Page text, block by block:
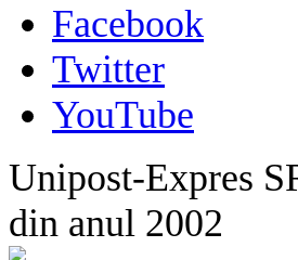
Facebook
Twitter
YouTube
Unipost-Expres
din anul 2002